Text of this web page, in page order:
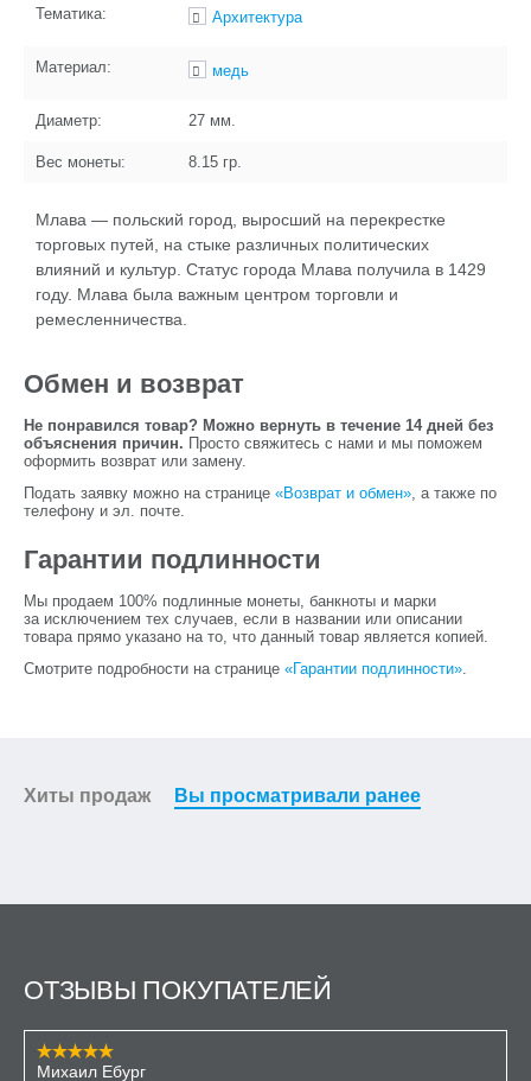
Тематика: Архитектура
Материал: медь
Диаметр: 27 мм.
Вес монеты: 8.15 гр.
Млава — польский город, выросший на перекрестке
торговых путей, на стыке различных политических
влияний и культур. Статус города Млава получила в 1429
году. Млава была важным центром торговли и
ремесленничества.
Обмен и возврат
Не понравился товар? Можно вернуть в течение 14 дней без
объяснения причин. Просто свяжитесь с нами и мы поможем
оформить возврат или замену.
Подать заявку можно на странице «Возврат и обмен», а также по
телефону и эл. почте.
Гарантии подлинности
Мы продаем 100% подлинные монеты, банкноты и марки
за исключением тех случаев, если в названии или описании
товара прямо указано на то, что данный товар является копией.
Смотрите подробности на странице «Гарантии подлинности».
Хиты продаж Вы просматривали ранее
ОТЗЫВЫ ПОКУПАТЕЛЕЙ
Михаил Ебург